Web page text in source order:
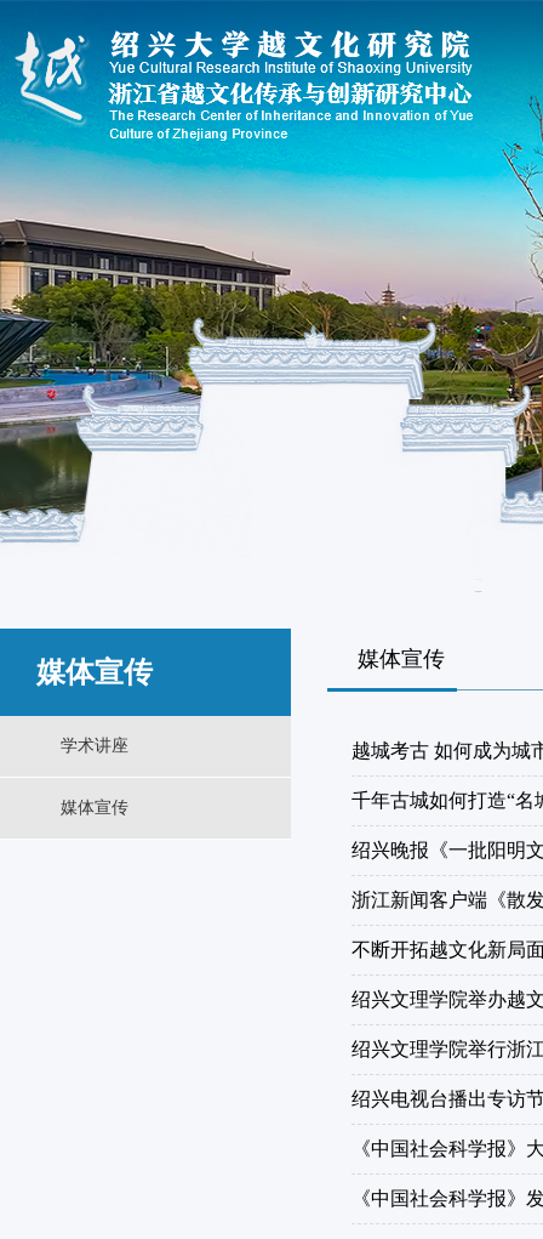
媒体宣传
学术讲座
媒体宣传
媒体宣传
越城考古 如何成为城
千年古城如何打造“名
绍兴晚报《一批阳明
浙江新闻客户端《散
不断开拓越文化新局
绍兴文理学院举办越
绍兴文理学院举行浙
绍兴电视台播出专访
《中国社会科学报》
《中国社会科学报》